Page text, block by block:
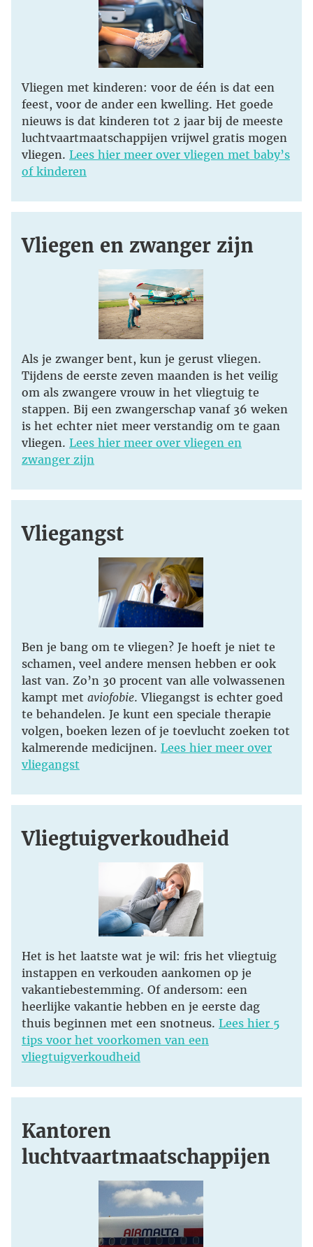
Vliegen met kinderen: voor de één is dat een
feest, voor de ander een kwelling. Het goede
nieuws is dat kinderen tot 2 jaar bij de meeste
luchtvaartmaatschappijen vrijwel gratis mogen
vliegen. Lees hier meer over vliegen met baby’s
of kinderen
Vliegen en zwanger zijn
Als je zwanger bent, kun je gerust vliegen.
Tijdens de eerste zeven maanden is het veilig
om als zwangere vrouw in het vliegtuig te
stappen. Bij een zwangerschap vanaf 36 weken
is het echter niet meer verstandig om te gaan
vliegen. Lees hier meer over vliegen en
zwanger zijn
Vliegangst
Ben je bang om te vliegen? Je hoeft je niet te
schamen, veel andere mensen hebben er ook
last van. Zo’n 30 procent van alle volwassenen
kampt met aviofobie. Vliegangst is echter goed
te behandelen. Je kunt een speciale therapie
volgen, boeken lezen of je toevlucht zoeken tot
kalmerende medicijnen. Lees hier meer over
vliegangst
Vliegtuigverkoudheid
Het is het laatste wat je wil: fris het vliegtuig
instappen en verkouden aankomen op je
vakantiebestemming. Of andersom: een
heerlijke vakantie hebben en je eerste dag
thuis beginnen met een snotneus. Lees hier 5
tips voor het voorkomen van een
vliegtuigverkoudheid
Kantoren
luchtvaartmaatschappijen